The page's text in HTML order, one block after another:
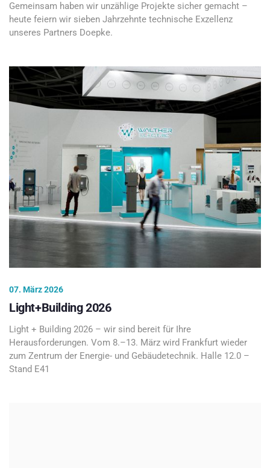
Gemeinsam haben wir unzählige Projekte sicher gemacht –
heute feiern wir sieben Jahrzehnte technische Exzellenz
unseres Partners Doepke.
07. März 2026
Light+Building 2026
Light + Building 2026 – wir sind bereit für Ihre
Herausforderungen. Vom 8.–13. März wird Frankfurt wieder
zum Zentrum der Energie- und Gebäudetechnik. Halle 12.0 –
Stand E41